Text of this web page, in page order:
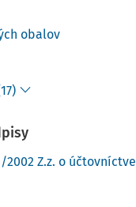
obalov
2002 Z.z. o účtovníctve